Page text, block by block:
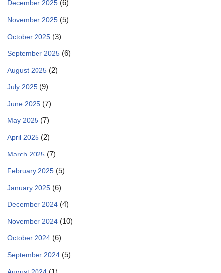
December 2025 (6)
November 2025 (5)
October 2025 (3)
September 2025 (6)
August 2025 (2)
July 2025 (9)
June 2025 (7)
May 2025 (7)
April 2025 (2)
March 2025 (7)
February 2025 (5)
January 2025 (6)
December 2024 (4)
November 2024 (10)
October 2024 (6)
September 2024 (5)